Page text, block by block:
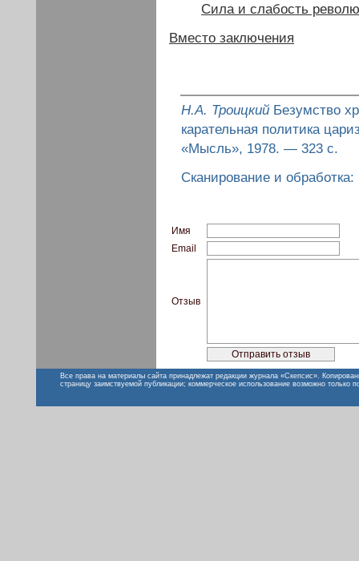
Сила и слабость
Вместо заключения
Н.А. Троицкий Безумство
карательная политика
«Мысль», 1978. — 323 с.
Сканирование и обработка:
Имя
Email
Отзыв
Все права на материалы сайта принадлежат редакции журнала «Скепсис».
страницу заимствуемой публикации; коммерческое использование возможно только